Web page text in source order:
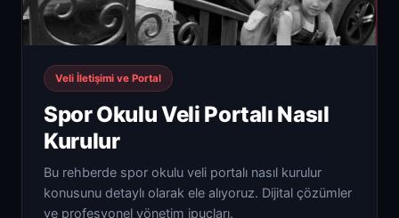
Veli İletişimi ve Portal
Spor Okulu Veli Portalı Nasıl
Kurulur
Bu rehberde spor okulu veli portalı nasıl kurulur
konusunu detaylı olarak ele alıyoruz. Dijital çözümler
ve profesyonel yönetim ipuçları.